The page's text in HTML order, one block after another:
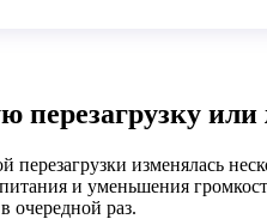
или
изменялась
и уменьшения
очередной раз.